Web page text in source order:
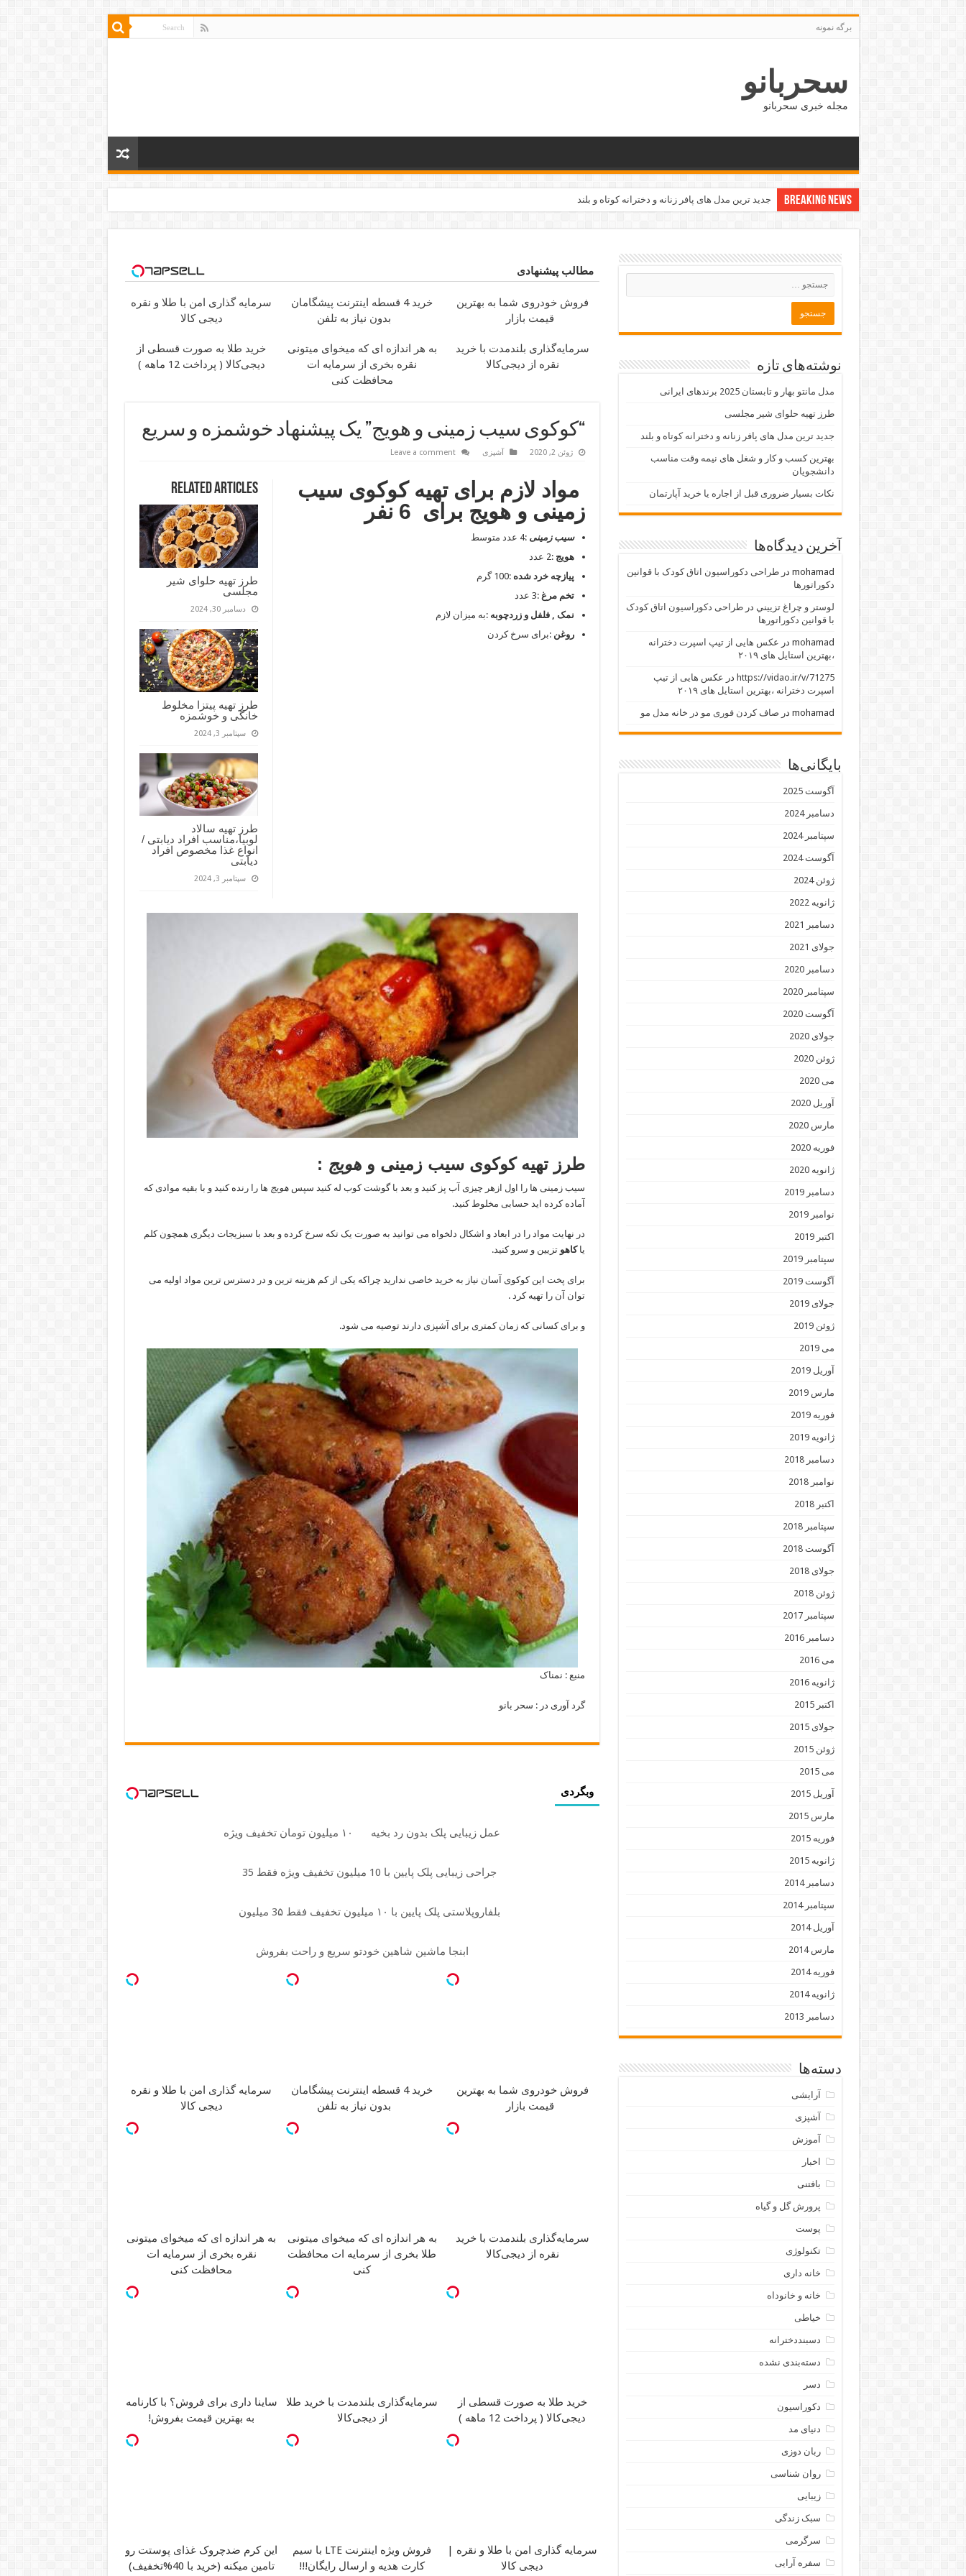
برگه نمونه
سحربانو
مجله خبری سحربانو
Breaking News جدید ترین مدل های پافر زنانه و دخترانه کوتاه و بلند
مطالب پیشنهادی
فروش خودروی شما به بهترین
قیمت بازار
خرید 4 قسطه اینترنت پیشگامان
بدون نیاز به تلفن
سرمایه گذاری امن با طلا و نقره
دیجی کالا
سرمایه‌گذاری بلندمدت با خرید
نقره از دیجی‌کالا
به هر اندازه ای که میخوای میتونی
نقره بخری از سرمایه ات
محافظت کنی
خرید طلا به صورت قسطی از
دیجی‌کالا ( پرداخت 12 ماهه )
“کوکوی سیب زمینی و هویج” یک پیشنهاد خوشمزه و سریع
ژوئن 2, 2020 آشپزی Leave a comment
Related Articles
طرز تهیه حلوای شیر
مجلسی
دسامبر 30, 2024
طرز تهیه پیتزا مخلوط
خانگی و خوشمزه
سپتامبر 3, 2024
طرز تهیه سالاد
لوبیا،مناسب افراد دیابتی /
انواع غذا مخصوص افراد
دیابتی
سپتامبر 3, 2024
مواد لازم برای تهیه کوکوی سیب
زمینی و هویج برای 6 نفر
سیب زمینی :4 عدد متوسط
هویج :2 عدد
پیازچه خرد شده:100 گرم
تخم مرغ:3 عدد
نمک , فلفل و زردچوبه :به میزان لازم
روغن :برای سرخ کردن
طرز تهیه کوکوی سیب زمینی وهویج :
سیب زمینی ها را اول ازهر چیزی آب پز کنید و بعد با گوشت کوب له کنید سپسهویج ها را رنده کنید و با بقیه موادی که
آماده کرده اید حسابی مخلوط کنید.
در نهایت مواد را در ابعاد و اشکال دلخواه می توانید به صورت یک تکه سرخ کرده و بعد با سبزیجات دیگری همچون کلم
یاکاهو تزیین و سرو کنید.
برای پخت این کوکوی آسان نیاز به خرید خاصی ندارید چراکه یکی از کم هزینه ترین و در دسترس ترین مواد اولیه می
توان آن را تهیه کرد .
و برای کسانی که زمان کمتری برای آشپزی دارند توصیه می شود.
منبع : نمناک
گرد آوری در : سحر بانو
وبگردی
عمل زیبایی پلک بدون رد بخیه
جراحی زیبایی پلک پایین با 10 میلیون تخفیف ویژه فقط 35
بلفاروپلاستی پلک پایین با ۱۰ میلیون تخفیف فقط 3۵ میلیون
ابنجا ماشین شاهین خودتو سریع و راحت بفروش
فروش خودروی شما به بهترین
قیمت بازار
خرید 4 قسطه اینترنت پیشگامان
بدون نیاز به تلفن
سرمایه گذاری امن با طلا و نقره
دیجی کالا
سرمایه‌گذاری بلندمدت با خرید
نقره از دیجی‌کالا
به هر اندازه ای که میخوای میتونی
طلا بخری از سرمایه ات محافظت
کنی
به هر اندازه ای که میخوای میتونی
نقره بخری از سرمایه ات
محافظت کنی
خرید طلا به صورت قسطی از
دیجی‌کالا ( پرداخت 12 ماهه )
سرمایه‌گذاری بلندمدت با خرید طلا
از دیجی‌کالا
ساینا داری برای فروش؟ با کارنامه
به بهترین قیمت بفروش!
سرمایه گذاری امن با طلا و نقره |
دیجی کالا
فروش ویژه اینترنت LTE با سیم
کارت هدیه و ارسال رایگان!!!
این کرم ضدچروک غذای پوستت رو
تامین میکنه (خرید با 40%تخفیف)
نوشته‌های تازه
مدل مانتو بهار و تابستان 2025 برندهای ایرانی
طرز تهیه حلوای شیر مجلسی
جدید ترین مدل های پافر زنانه و دخترانه کوتاه و بلند
بهترین کسب و کار و شغل های نیمه وقت مناسب
دانشجویان
نکات بسیار ضروری قبل از اجاره یا خرید آپارتمان
آخرین دیدگاه‌ها
mohamad درطراحی دکوراسیون اتاق کودک با قوانین
دکوراتورها
لوستر و چراغ تزييني درطراحی دکوراسیون اتاق کودک
با قوانین دکوراتورها
mohamad در عکس هایی از تیپ اسپرت دخترانه
،بهترین استایل های ۲۰۱۹
https://vidao.ir/v/71275 در عکس هایی از تیپ
اسپرت دخترانه ،بهترین استایل های ۲۰۱۹
mohamad در صاف کردن فوری مو در خانه مدل مو
بایگانی‌ها
آگوست 2025
دسامبر 2024
سپتامبر 2024
آگوست 2024
ژوئن 2024
ژانویه 2022
دسامبر 2021
جولای 2021
دسامبر 2020
سپتامبر 2020
آگوست 2020
جولای 2020
ژوئن 2020
می 2020
آوریل 2020
مارس 2020
فوریه 2020
ژانویه 2020
دسامبر 2019
نوامبر 2019
اکتبر 2019
سپتامبر 2019
آگوست 2019
جولای 2019
ژوئن 2019
می 2019
آوریل 2019
مارس 2019
فوریه 2019
ژانویه 2019
دسامبر 2018
نوامبر 2018
اکتبر 2018
سپتامبر 2018
آگوست 2018
جولای 2018
ژوئن 2018
سپتامبر 2017
دسامبر 2016
می 2016
ژانویه 2016
اکتبر 2015
جولای 2015
ژوئن 2015
می 2015
آوریل 2015
مارس 2015
فوریه 2015
ژانویه 2015
دسامبر 2014
سپتامبر 2014
آوریل 2014
مارس 2014
فوریه 2014
ژانویه 2014
دسامبر 2013
دسته‌ها
آرایشی
آشپزی
آموزش
اخبار
بافتنی
پرورش گل و گیاه
پوست
تکنولوژی
خانه داری
خانه و خانوداه
خیاطی
دسبنددخترانه
دسته‌بندی نشده
دسر
دکوراسیون
دنیای مد
ربان دوزی
روان شناسی
زیبایی
سبک زندگی
سرگرمی
سفره آرایی